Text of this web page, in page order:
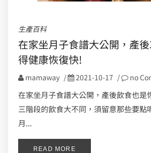
生產百科
在家坐月子食譜大公開，產
得健康恢復快!
mamaway / 2021-10-17 / no
在家坐月子食譜大公開，產後飲食也是
三階段的飲食大不同，須留意那些要點
月...
READ MORE